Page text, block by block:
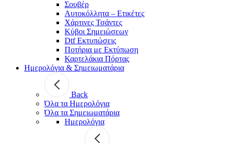
Σουβέρ
Αυτοκόλλητα – Ετικέτες
Χάρτινες Τσάντες
Κύβοι Σημειώσεων
Dtf Εκτυπώσεις
Ποτήρια με Εκτύπωση
Καρτελάκια Πόρτας
Ημερολόγια & Σημειωματάρια
Back
Όλα τα Ημερολόγια
Όλα τα Σημειωματάρια
Ημερολόγια